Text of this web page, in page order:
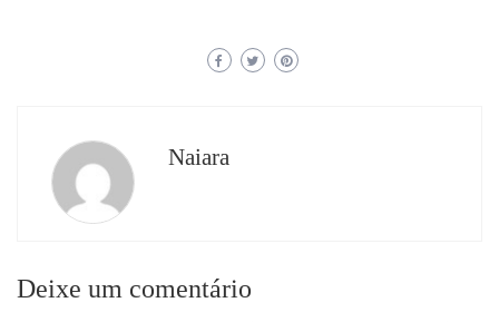
Naiara
Deixe um comentário